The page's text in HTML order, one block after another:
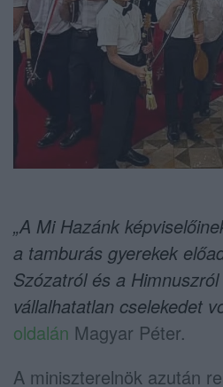
„A Mi Hazánk
a tamburás gyerekek
Szózatról és a
vállalhatatlan cselekedet
oldalán Magyar Péter.
A miniszterelnök azután